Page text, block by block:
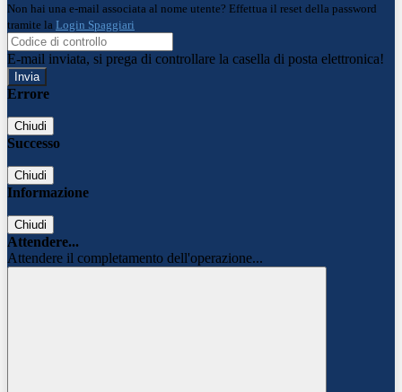
Non hai una e-mail associata al nome utente? Effettua il reset della password
tramite la Login Spaggiari
E-mail inviata, si prega di controllare la casella di posta elettronica!
Errore
Chiudi
Successo
Chiudi
Informazione
Chiudi
Attendere...
Attendere il completamento dell'operazione...